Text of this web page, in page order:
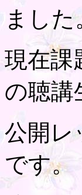
ました
現在課
の聴講
公開レ
です。